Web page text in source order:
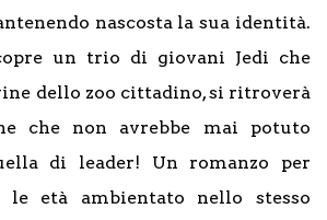
nascosta la sua identità.
un trio di giovani Jedi che
dello zoo cittadino, si ritroverà
che non avrebbe mai potuto
di leader! Un romanzo per
età ambientato nello stesso